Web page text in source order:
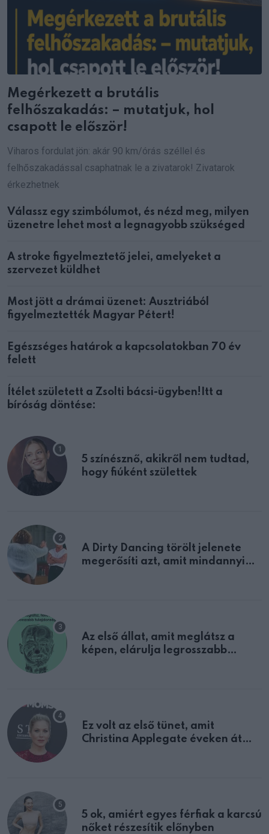
Megérkezett a brutális
felhőszakadás: – mutatjuk, hol
csapott le először!
Viharos fordulat jön: akár 90 km/órás széllel és
felhőszakadással csaphatnak le a zivatarok! Zivatarok
érkezhetnek
Válassz egy szimbólumot, és nézd meg, milyen
üzenetre lehet most a legnagyobb szükséged
A stroke figyelmeztető jelei, amelyeket a
szervezet küldhet
Most jött a drámai üzenet: Ausztriából
figyelmeztették Magyar Pétert!
Egészséges határok a kapcsolatokban 70 év
felett
Ítélet született a Zsolti bácsi-ügyben!Itt a
bíróság döntése:
5 színésznő, akikről nem tudtad,
hogy fiúként születtek
A Dirty Dancing törölt jelenete
megerősíti azt, amit mindannyian
Az első állat, amit meglátsz a
képen, elárulja legrosszabb
Ez volt az első tünet, amit
Christina Applegate éveken át
5 ok, amiért egyes férfiak a karcsú
nőket részesítik előnyben